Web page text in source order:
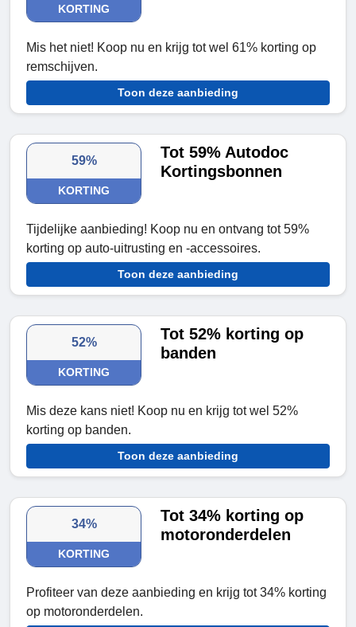
KORTING
Mis het niet! Koop nu en krijg tot wel 61% korting op
remschijven.
Toon deze aanbieding
59%
KORTING
Tot 59% Autodoc
Kortingsbonnen
Tijdelijke aanbieding! Koop nu en ontvang tot 59%
korting op auto-uitrusting en -accessoires.
Toon deze aanbieding
52%
KORTING
Tot 52% korting op
banden
Mis deze kans niet! Koop nu en krijg tot wel 52%
korting op banden.
Toon deze aanbieding
34%
KORTING
Tot 34% korting op
motoronderdelen
Profiteer van deze aanbieding en krijg tot 34% korting
op motoronderdelen.